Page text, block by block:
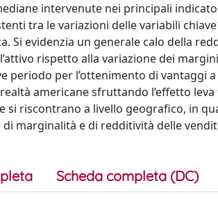
intervenute nei principali
tra le variazioni delle variabili
Si evidenzia un generale calo della
rispetto alla variazione dei
periodo per l’ottenimento di vantaggi
americane sfruttando l’effetto
si riscontrano a livello geografico, in
marginalità e di redditività delle
Scheda completa (DC)